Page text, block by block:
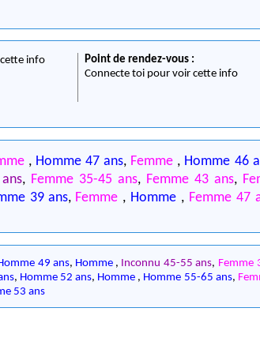
info
Point de rendez-vous :
Connecte toi pour voir cette info
, Homme 47 ans, Femme , Homme 46
, Femme 35-45 ans, Femme 43 ans,
39 ans, Femme , Homme , Femme 47
49 ans, Homme , Inconnu 45-55 ans, Femme
, Homme 52 ans, Homme , Homme 55-65 ans,
53 ans